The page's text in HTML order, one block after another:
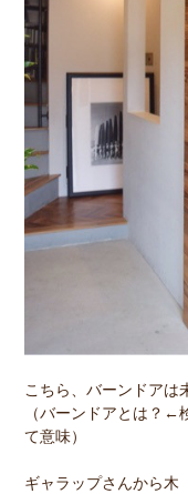
こちら、バーンドアは
（バーンドアとは？
て意味）
ギャラップさんから木